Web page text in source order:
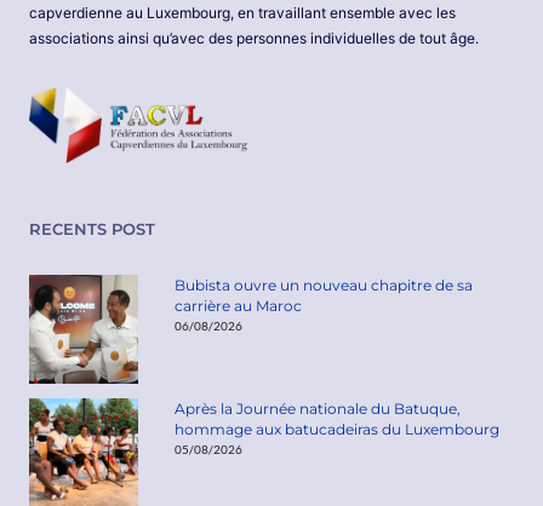
capverdienne au Luxembourg, en travaillant ensemble avec les
associations ainsi qu’avec des personnes individuelles de tout âge.
RECENTS POST
Bubista ouvre un nouveau chapitre de sa
carrière au Maroc
06/08/2026
Après la Journée nationale du Batuque,
hommage aux batucadeiras du Luxembourg
05/08/2026